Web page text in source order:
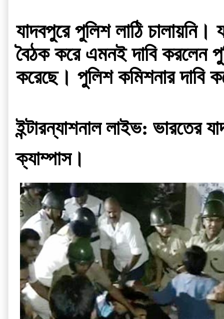
যাদবপুরে পুলিশ লাঠি
বৈঠক করে এমনই দাবি করলেন
করেছে। পুলিশ কমিশনার দাবি
ইন্টারন্যাশনাল লাইভ: ভারতের
ক্যাম্পাস।